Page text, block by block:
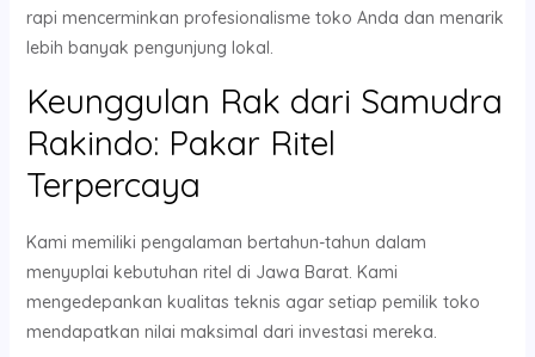
rapi mencerminkan profesionalisme toko Anda dan menarik
lebih banyak pengunjung lokal.
Keunggulan Rak dari Samudra
Rakindo: Pakar Ritel
Terpercaya
Kami memiliki pengalaman bertahun-tahun dalam
menyuplai kebutuhan ritel di Jawa Barat. Kami
mengedepankan kualitas teknis agar setiap pemilik toko
mendapatkan nilai maksimal dari investasi mereka.